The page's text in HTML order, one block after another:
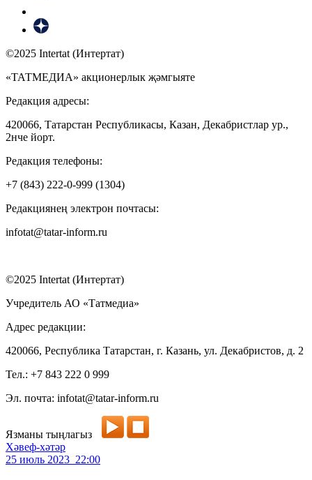
©2025 Intertat (Интертат)
«ТАТМЕДИА» акционерлык җәмгыяте
Редакция адресы:
420066, Татарстан Республикасы, Казан, Декабристлар ур.,
2нче йорт.
Редакция телефоны:
+7 (843) 222-0-999 (1304)
Редакциянең электрон почтасы:
infotat@tatar-inform.ru
©2025 Intertat (Интертат)
Учредитель АО «Татмедиа»
Адрес редакции:
420066, Республика Татарстан, г. Казань, ул. Декабристов, д. 2
Тел.: +7 843 222 0 999
Эл. почта: infotat@tatar-inform.ru
Язманы тыңлагыз
Хәвеф-хәтәр
25 июль 2023 22:00